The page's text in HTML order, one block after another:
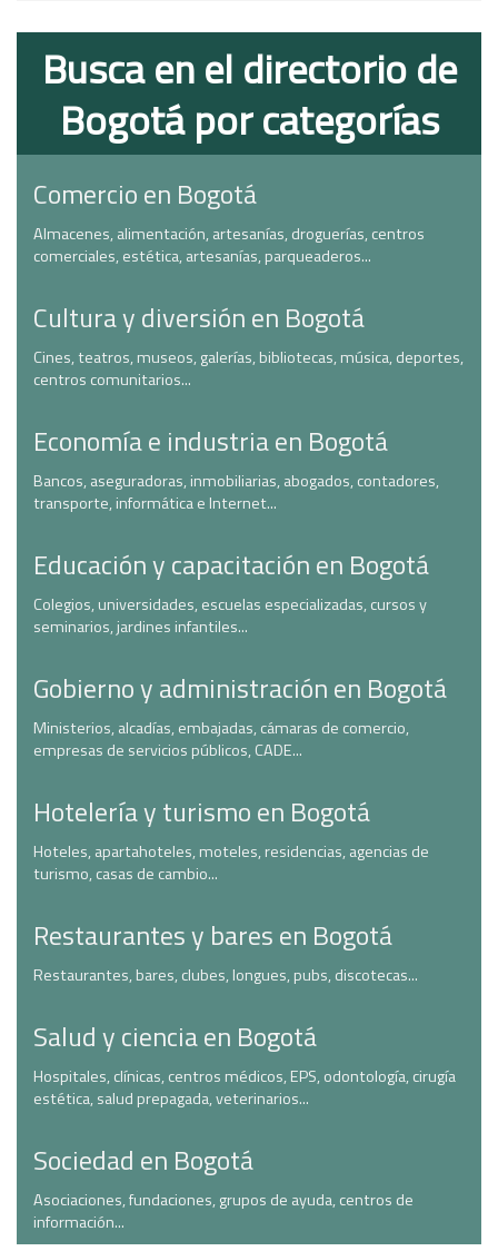
Busca en el directorio de
Bogotá por categorías
Comercio en Bogotá
Almacenes, alimentación, artesanías, droguerías, centros
comerciales, estética, artesanías, parqueaderos...
Cultura y diversión en Bogotá
Cines, teatros, museos, galerías, bibliotecas, música, deportes,
centros comunitarios...
Economía e industria en Bogotá
Bancos, aseguradoras, inmobiliarias, abogados, contadores,
transporte, informática e Internet...
Educación y capacitación en Bogotá
Colegios, universidades, escuelas especializadas, cursos y
seminarios, jardines infantiles...
Gobierno y administración en Bogotá
Ministerios, alcadías, embajadas, cámaras de comercio,
empresas de servicios públicos, CADE...
Hotelería y turismo en Bogotá
Hoteles, apartahoteles, moteles, residencias, agencias de
turismo, casas de cambio...
Restaurantes y bares en Bogotá
Restaurantes, bares, clubes, longues, pubs, discotecas...
Salud y ciencia en Bogotá
Hospitales, clínicas, centros médicos, EPS, odontología, cirugía
estética, salud prepagada, veterinarios...
Sociedad en Bogotá
Asociaciones, fundaciones, grupos de ayuda, centros de
información...